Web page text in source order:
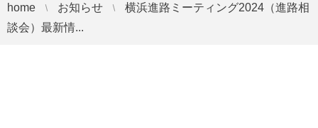
home お知らせ
横浜進路ミーティング2024（進路相
談会）最新情...